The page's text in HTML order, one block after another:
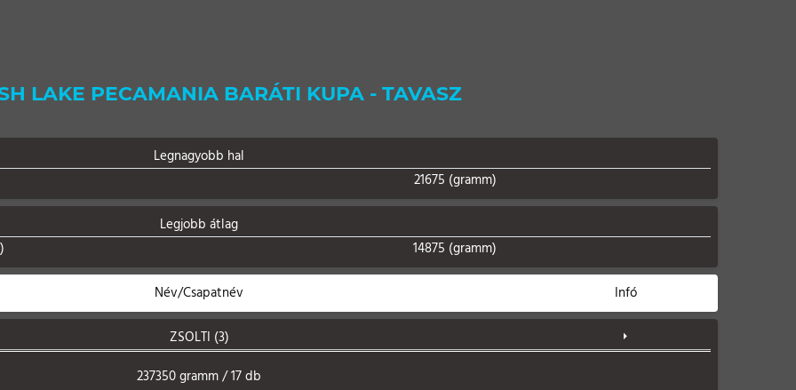
LAKE PECAMANIA BARÁTI KUPA - TAVASZ
Legnagyobb hal
21675 (gramm)
Legjobb átlag
14875 (gramm)
Név/Csapatnév Infó
ZSOLTI (3)
237350 gramm / 17 db